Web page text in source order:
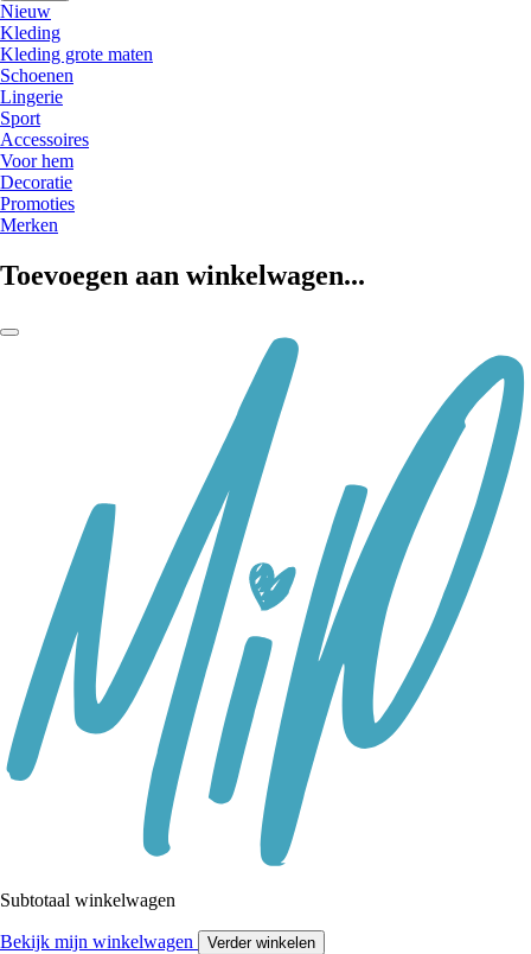
Nieuw
Kleding
Kleding grote maten
Schoenen
Lingerie
Sport
Accessoires
Voor hem
Decoratie
Promoties
Merken
Toevoegen aan winkelwagen...
Subtotaal winkelwagen
Bekijk mijn winkelwagen Verder winkelen